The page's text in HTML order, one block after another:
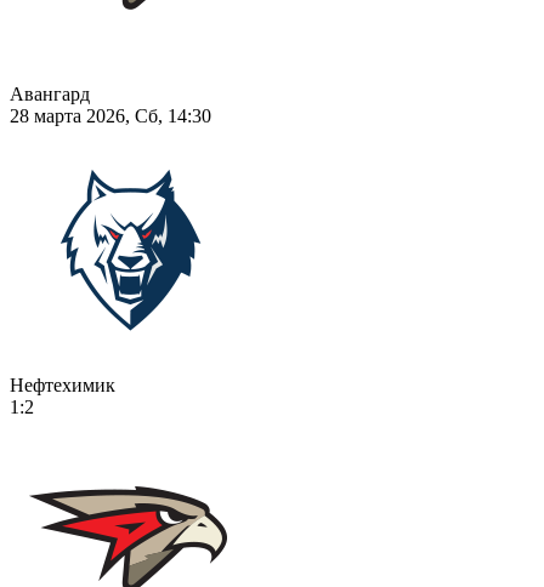
Авангард
28 марта 2026, Сб, 14:30
Нефтехимик
1:2